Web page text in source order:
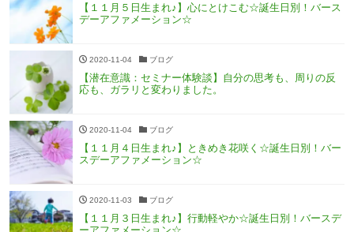
【１１月５日生まれ♪】心にとけこむ☆誕生日別！バース
デーアファメーション☆
2020-11-04 ブログ
【潜在意識：セミナー体験談】自分の思考も、周りの反
応も、ガラリと変わりました。
2020-11-04 ブログ
【１１月４日生まれ♪】ときめき花咲く☆誕生日別！バー
スデーアファメーション☆
2020-11-03 ブログ
【１１月３日生まれ♪】行動軽やか☆誕生日別！バースデ